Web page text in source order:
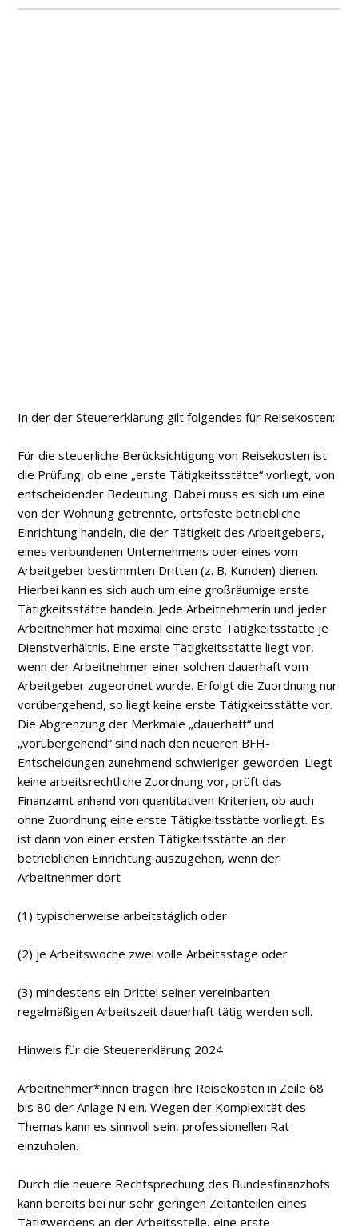
In der der Steuererklärung gilt folgendes für Reisekosten:
Für die steuerliche Berücksichtigung von Reisekosten ist
die Prüfung, ob eine „erste Tätigkeitsstätte“ vorliegt, von
entscheidender Bedeutung. Dabei muss es sich um eine
von der Wohnung getrennte, ortsfeste betriebliche
Einrichtung handeln, die der Tätigkeit des Arbeitgebers,
eines verbundenen Unternehmens oder eines vom
Arbeitgeber bestimmten Dritten (z. B. Kunden) dienen.
Hierbei kann es sich auch um eine großräumige erste
Tätigkeitsstätte handeln. Jede Arbeitnehmerin und jeder
Arbeitnehmer hat maximal eine erste Tätigkeitsstätte je
Dienstverhältnis. Eine erste Tätigkeitsstätte liegt vor,
wenn der Arbeitnehmer einer solchen dauerhaft vom
Arbeitgeber zugeordnet wurde. Erfolgt die Zuordnung nur
vorübergehend, so liegt keine erste Tätigkeitsstätte vor.
Die Abgrenzung der Merkmale „dauerhaft“ und
„vorübergehend“ sind nach den neueren BFH­
Entscheidungen zunehmend schwieriger geworden. Liegt
keine arbeitsrechtliche Zuordnung vor, prüft das
Finanzamt anhand von quantitativen Kriterien, ob auch
ohne Zuordnung eine erste Tätigkeitsstätte vorliegt. Es
ist dann von einer ersten Tätigkeitsstätte an der
betrieblichen Einrichtung auszugehen, wenn der
Arbeitnehmer dort
(1) typischerweise arbeitstäglich oder
(2) je Arbeitswoche zwei volle Arbeitsstage oder
(3) mindestens ein Drittel seiner vereinbarten
regelmäßigen Arbeitszeit dauerhaft tätig werden soll.
Hinweis für die Steuererklärung 2024
Arbeitnehmer*innen tragen ihre Reisekosten in Zeile 68
bis 80 der Anlage N ein. Wegen der Komplexität des
Themas kann es sinnvoll sein, professionellen Rat
einzuholen.
Durch die neuere Rechtsprechung des Bundesfinanzhofs
kann bereits bei nur sehr geringen Zeitanteilen eines
Tätigwerdens an der Arbeitsstelle, eine erste